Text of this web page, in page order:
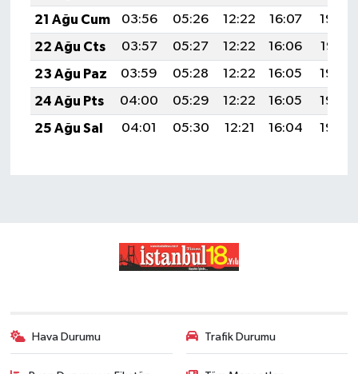
21 Ağu Cum
03:56 05:26 12:22 16:07
19:09
22 Ağu Cts
03:57 05:27 12:22 16:06
19:07
23 Ağu Paz
03:59 05:28 12:22 16:05
19:06
24 Ağu Pts
04:00 05:29 12:22 16:05
19:04
25 Ağu Sal
04:01 05:30 12:21 16:04 19:03
Hava Durumu Trafik Durumu